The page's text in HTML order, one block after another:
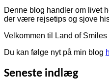
Denne blog handler om livet
der være rejsetips og sjove
Velkommen til Land of Smiles
Du kan følge nyt på min blog
Seneste indlæg